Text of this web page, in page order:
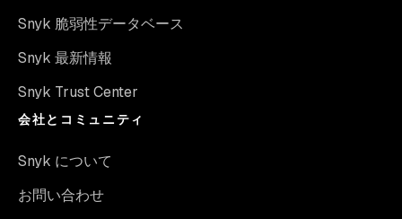
Snyk 脆弱性データベース
Snyk 最新情報
Snyk Trust Center
会社とコミュニティ
Snyk について
お問い合わせ